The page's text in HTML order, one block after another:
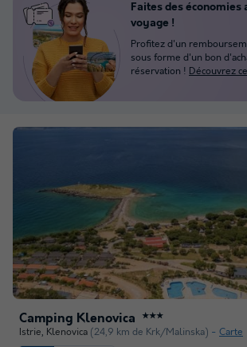
Camping Klenovica ★★★
Istrie, Klenovica (24,9 km de Krk/Malinska) Carte
Faites des économies
voyage !
Profitez d'un
sous forme d'un bon
réservation ! Découvrez